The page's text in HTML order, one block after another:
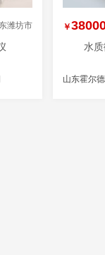
潍坊市 ￥
水
山东霍尔